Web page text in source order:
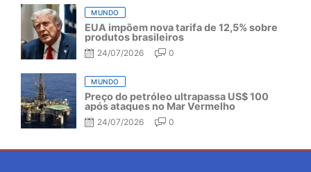
MUNDO
EUA impõem nova tarifa de 12,5% sobre
produtos brasileiros
24/07/2026 0
MUNDO
Preço do petróleo ultrapassa US$ 100
após ataques no Mar Vermelho
24/07/2026 0